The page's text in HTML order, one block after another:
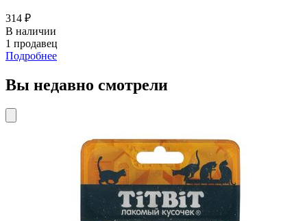
314 ₽
В наличии
1 продавец
Подробнее
Вы недавно смотрели